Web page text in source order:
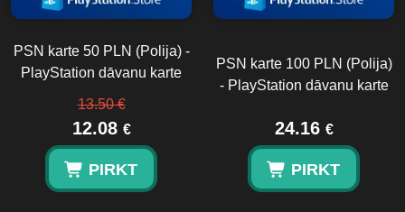
PSN karte 50 PLN (Polija) -
PlayStation dāvanu karte
13.50 €
12.08 €
PIRKT
PSN karte 100 PLN (Polija)
- PlayStation dāvanu karte
24.16 €
PIRKT